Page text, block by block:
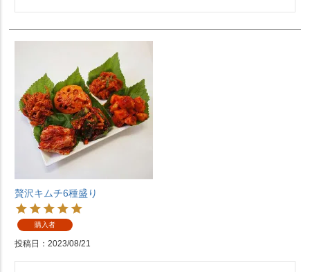
贅沢キムチ6種盛り
購入者
投稿日 2023/08/21